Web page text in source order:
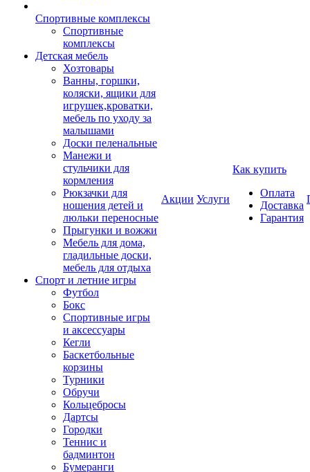
Спортивные комплексы
Спортивные
комплексы
Детская мебель
Хозтовары
Ванны, горшки,
коляски, ящики для
игрушек,кроватки,
мебель по уходу за
малышами
Доски пеленальные
Манежи и
стульчики для
кормления
Рюкзачки для
ношения детей и
люльки переносные
Прыгунки и вожжи
Мебель для дома,
гладильные доски,
мебель для отдыха
Спорт и летние игры
Футбол
Бокс
Спортивные игры
и аксессуары
Кегли
Баскетбольные
корзины
Турники
Обручи
Кольцебросы
Дартсы
Городки
Теннис и
бадминтон
Бумеранги
Акции Услуги
Как купить
Оплата
Доставка
Гарантия